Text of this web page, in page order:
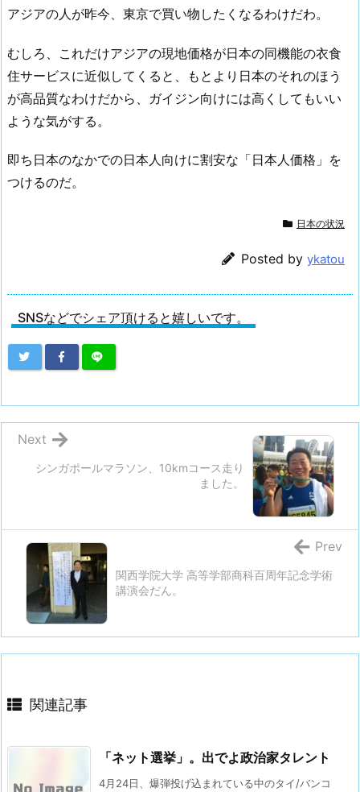
アジアの人が昨今、東京で買い物したくなるわけだわ。
むしろ、これだけアジアの現地価格が日本の同機能の衣食
住サービスに近似してくると、もとより日本のそれのほう
が高品質なわけだから、ガイジン向けには高くしてもいい
ような気がする。
即ち日本のなかでの日本人向けに割安な「日本人価格」を
つけるのだ。
日本の状況
Posted by ykatou
SNSなどでシェア頂けると嬉しいです。
シンガポールマラソン、10kmコース走り
ました。
Next
関西学院大学 高等学部商科百周年記念学術
講演会だん。
Prev
関連記事
「ネット選挙」。出でよ政治家タレント
4月24日、爆弾投げ込まれている中のタイ/バンコ